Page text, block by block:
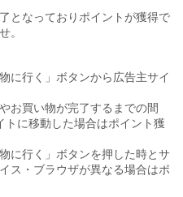
となっておりポイントが獲得で
。
に行く」ボタンから広告主サイ
お買い物が完了するまでの間
に移動した場合はポイント獲
に行く」ボタンを押した時とサ
ス・ブラウザが異なる場合はポ